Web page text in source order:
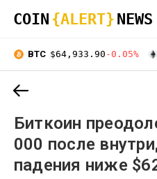
COIN {ALERT} NEWS
BTC $64,933.90 -0.05%
Биткоин
000 после
падения ниже